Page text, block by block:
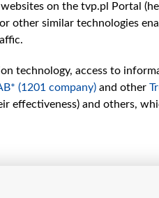
Belsat English
Biełsat PL
Белсат History
Белсат Music
Белсат Doc
on the tvp.pl Portal
other similar technologies
technology, access to
(1201 company) and other
effectiveness) and others,